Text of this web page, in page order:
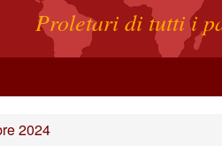
Proletari di tutti i
2024